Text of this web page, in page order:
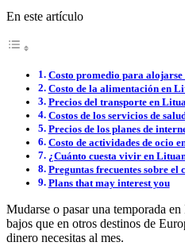
En este artículo
Costo promedio para
Costo de la alimentación en
Precios del transporte en
Costos de los servicios de
Precios de los planes de
Costo de actividades de ocio
¿Cuánto cuesta vivir en
Preguntas frecuentes sobre el
Plans that may interest you
Mudarse o pasar una temporada
bajos que en otros destinos de
dinero necesitas al mes.